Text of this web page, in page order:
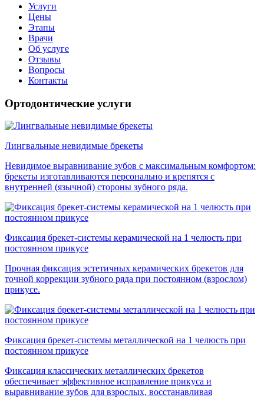
Услуги
Цены
Этапы
Врачи
Об услуге
Отзывы
Вопросы
Контакты
Ортодонтические услуги
Лингвальные невидимые брекеты
Невидимое выравнивание зубов с максимальным комфортом:
брекеты изготавливаются персонально и крепятся с
внутренней (язычной) стороны зубного ряда.
Фиксация брекет-системы керамической на 1 челюсть при
постоянном прикусе
Прочная фиксация эстетичных керамических брекетов для
точной коррекции зубного ряда при постоянном (взрослом)
прикусе.
Фиксация брекет-системы металлической на 1 челюсть при
постоянном прикусе
Фиксация классических металлических брекетов
обеспечивает эффективное исправление прикуса и
выравнивание зубов для взрослых, восстанавливая